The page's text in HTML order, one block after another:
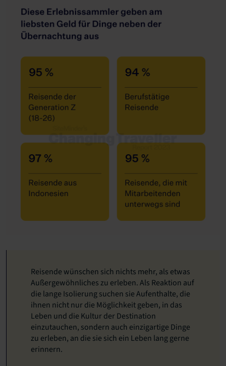
Reisende wünschen sich nichts mehr, als etwas
Außergewöhnliches zu erleben. Als Reaktion auf
die lange Isolierung suchen sie Aufenthalte, die
ihnen nicht nur die Möglichkeit geben, in das
Leben und die Kultur der Destination
einzutauchen, sondern auch einzigartige Dinge
zu erleben, an die sie sich ein Leben lang gerne
erinnern.